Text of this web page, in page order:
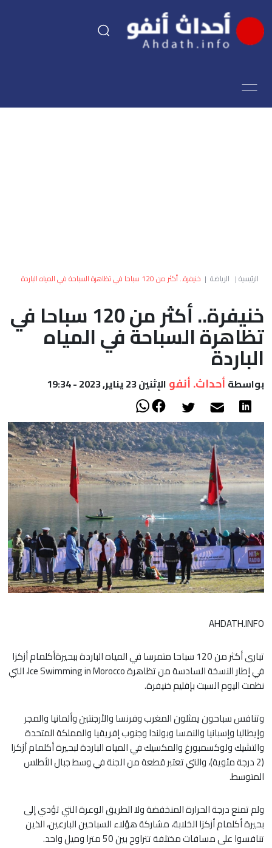
اقتصاد
العالم
أعمدة
الصحراء
الرئيسية| الرياضة | خنيفرة.. أكثر من 120 سباحا في تظاهرة السباحة في المياه الباردة
خنيفرة.. أكثر من 120 سباحا في
تظاهرة السباحة في المياه
الباردة
بواسطة أحداث. أنفو الإثنين 23 يناير, 2023 - 19:34
AHDATH.INFO
تبارى أكثر من 120 سباحا متمرسا في المياه الباردة ببحيرةأكلمام أزكزا
في إطار النسخة السادسة من تظاهرة Ice Swimming in Morocco، التي
نظمت اليوم السبت بإقليم خنيفرة.
وتنافس سباحون يمثلون المغرب وفرنسا والأرجنتين وألمانيا والمجر
وإيطاليا وإسبانيا والنمسا وبولندا وجنوب إفريقيا والمملكة المتحدة
والتشيك ولوكسمبورغ والمكسيك في المياه الباردة لبحيرة أكلمام أزكزا
(2 درجة مئوية)، والتي تعتبر قطعة من الجنة في وسط جبال الأطلس
المتوسط.
ولم تمنع درجة الحرارة المنخفضة ولا الطريق الوعرة التي تؤدي إلى
بحيرة أكلمام أزكزا الخلابة، مشاركة هؤلاء السباحين البارعين، الذين
تنافسوا على مسافات مختلفة تتراوح بين 50 مترا وميل واحد.